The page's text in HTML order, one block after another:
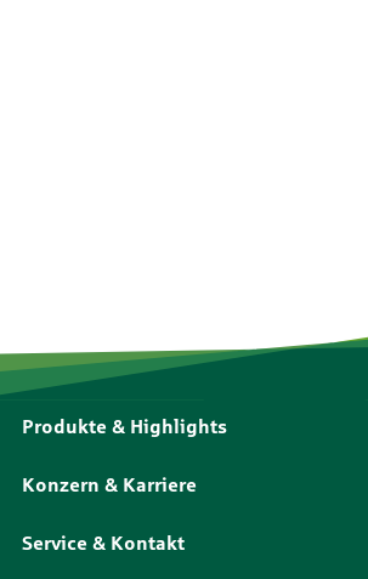
Produkte & Highlights
Konzern & Karriere
Service & Kontakt